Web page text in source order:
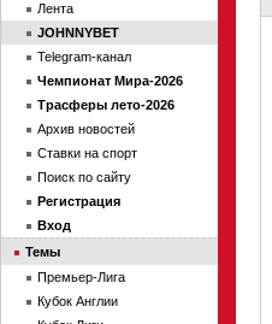
Лента
JOHNNYBET
Telegram-канал
Чемпионат Мира-2026
Трасферы лето-2026
Архив новостей
Ставки на спорт
Поиск по сайту
Регистрация
Вход
Темы
Премьер-Лига
Кубок Англии